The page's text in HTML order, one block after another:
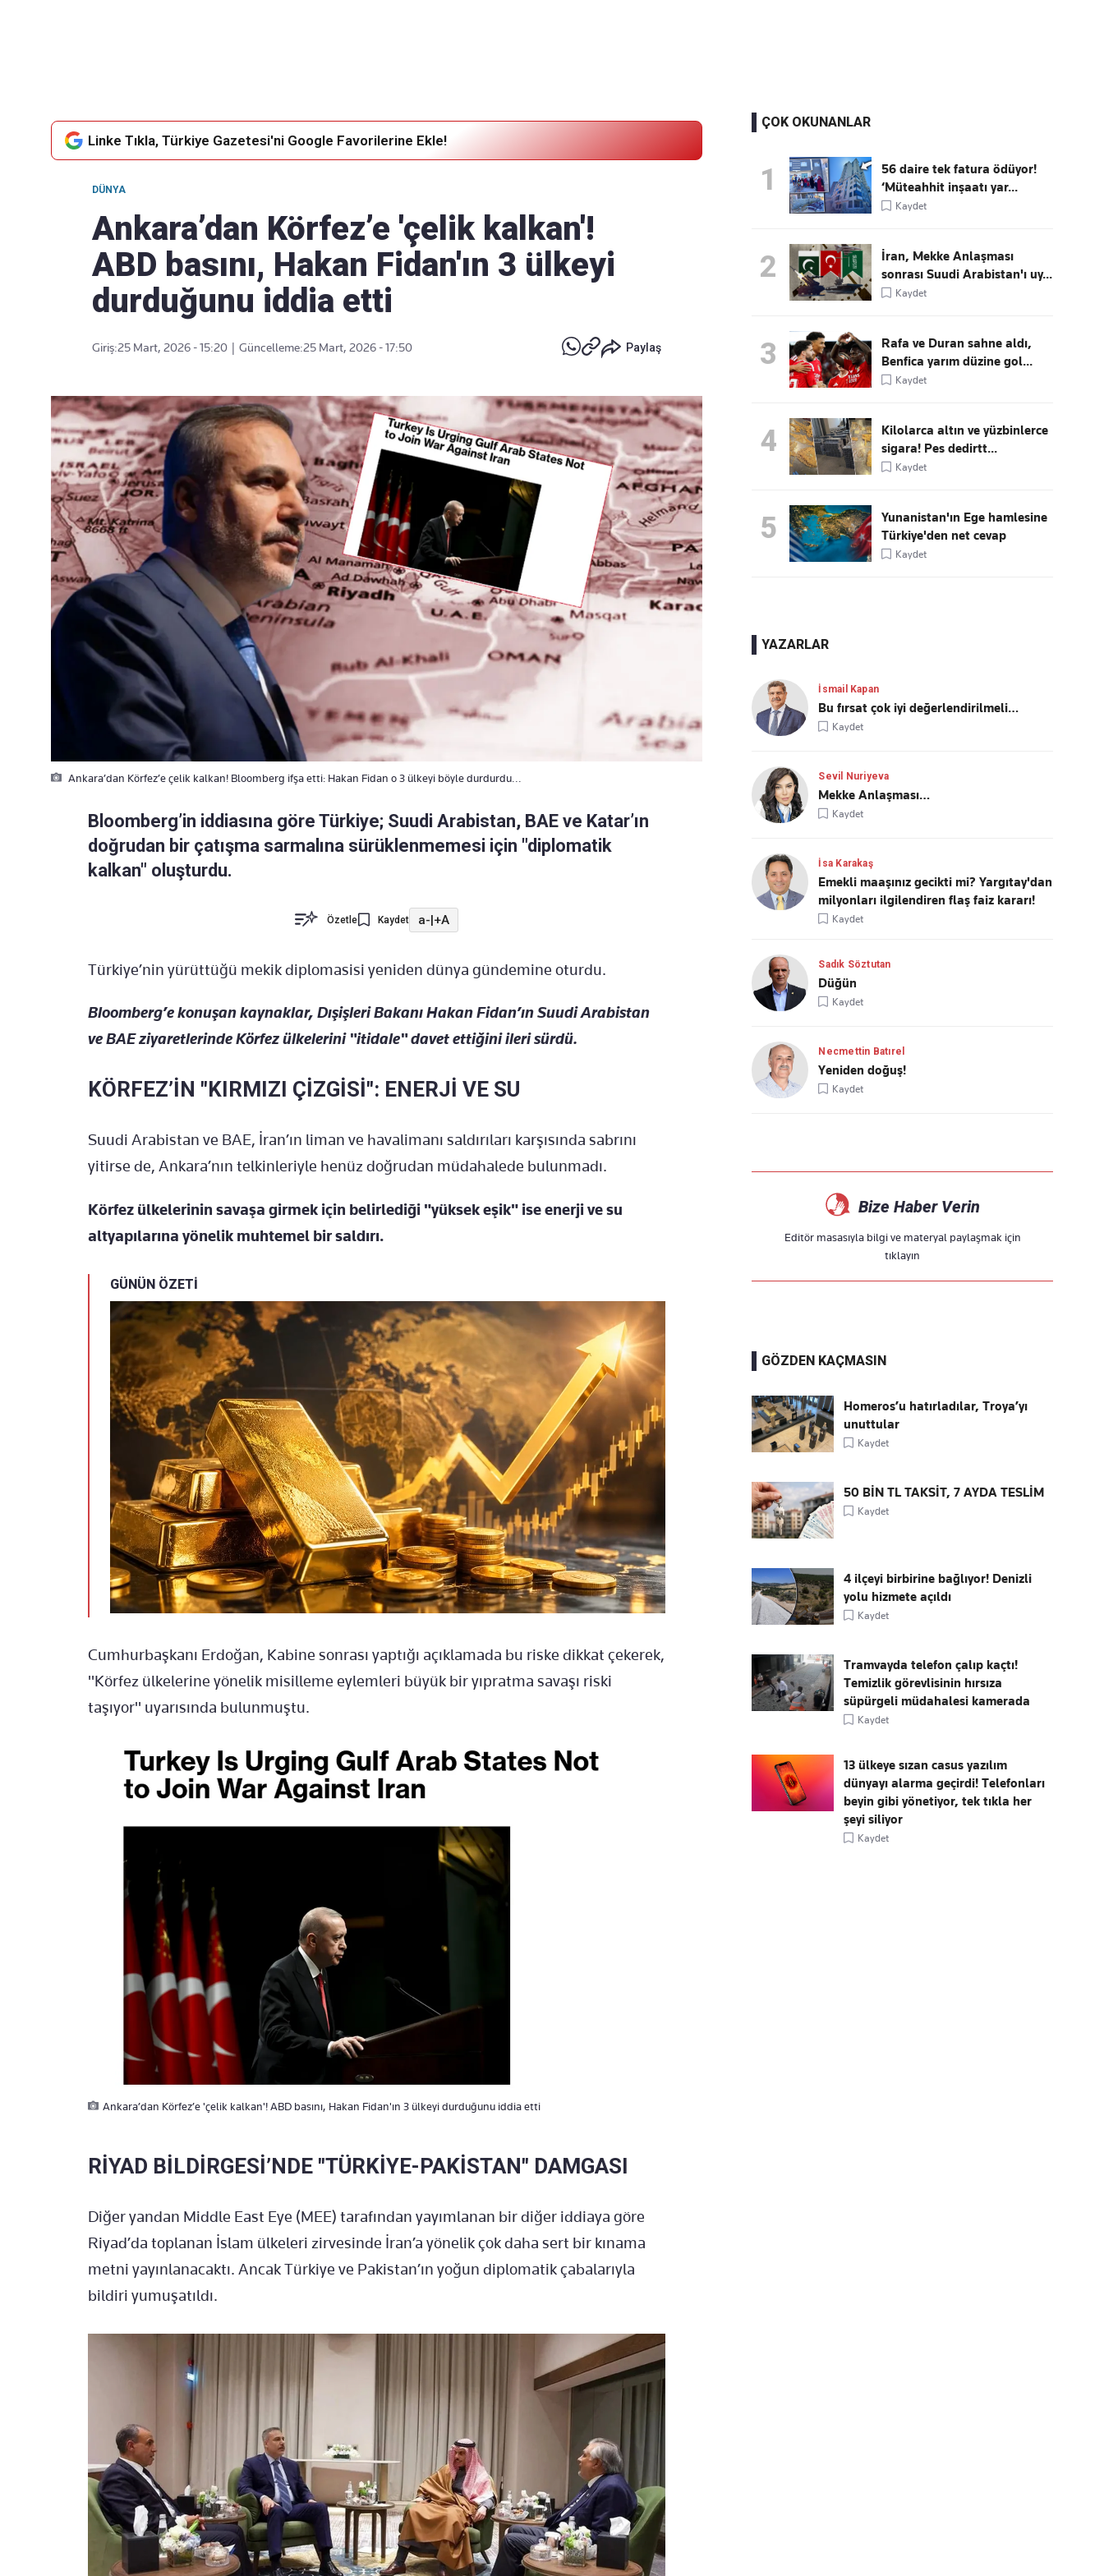
Linke Tıkla, Türkiye Gazetesi'ni Google Favorilerine Ekle!
DÜNYA
Ankara’dan Körfez’e 'çelik kalkan'!
ABD basını, Hakan Fidan'ın 3 ülkeyi
durduğunu iddia etti
Giriş:25 Mart, 2026 - 15:20 Güncelleme:25 Mart, 2026 - 17:50 Paylaş
Ankara’dan Körfez’e çelik kalkan! Bloomberg ifşa etti: Hakan Fidan o 3 ülkeyi böyle durdurdu...
Bloomberg’in iddiasına göre Türkiye; Suudi Arabistan, BAE ve Katar’ın
doğrudan bir çatışma sarmalına sürüklenmemesi için "diplomatik
kalkan" oluşturdu.
Özetle Kaydet a-|+A
Türkiye’nin yürüttüğü mekik diplomasisi yeniden dünya gündemine oturdu.
Bloomberg’e konuşan kaynaklar, Dışişleri Bakanı Hakan Fidan’ın Suudi Arabistan
ve BAE ziyaretlerinde Körfez ülkelerini "itidale" davet ettiğini ileri sürdü.
KÖRFEZ’İN "KIRMIZI ÇİZGİSİ": ENERJİ VE SU
Suudi Arabistan ve BAE, İran’ın liman ve havalimanı saldırıları karşısında sabrını
yitirse de, Ankara’nın telkinleriyle henüz doğrudan müdahalede bulunmadı.
Körfez ülkelerinin savaşa girmek için belirlediği "yüksek eşik" ise enerji ve su
altyapılarına yönelik muhtemel bir saldırı.
GÜNÜN ÖZETİ
Cumhurbaşkanı Erdoğan, Kabine sonrası yaptığı açıklamada bu riske dikkat çekerek,
"Körfez ülkelerine yönelik misilleme eylemleri büyük bir yıpratma savaşı riski
taşıyor" uyarısında bulunmuştu.
Ankara’dan Körfez’e 'çelik kalkan'! ABD basını, Hakan Fidan'ın 3 ülkeyi durduğunu iddia etti
RİYAD BİLDİRGESİ’NDE "TÜRKİYE-PAKİSTAN" DAMGASI
Diğer yandan Middle East Eye (MEE) tarafından yayımlanan bir diğer iddiaya göre
Riyad’da toplanan İslam ülkeleri zirvesinde İran’a yönelik çok daha sert bir kınama
metni yayınlanacaktı. Ancak Türkiye ve Pakistan’ın yoğun diplomatik çabalarıyla
bildiri yumuşatıldı.
ÇOK OKUNANLAR
1
56 daire tek fatura ödüyor!
‘Müteahhit inşaatı yar...
Kaydet
2
İran, Mekke Anlaşması
sonrası Suudi Arabistan'ı uy...
Kaydet
3
Rafa ve Duran sahne aldı,
Benfica yarım düzine gol...
Kaydet
4
Kilolarca altın ve yüzbinlerce
sigara! Pes dedirtt...
Kaydet
5
Yunanistan'ın Ege hamlesine
Türkiye'den net cevap
Kaydet
YAZARLAR
İsmail Kapan
Bu fırsat çok iyi değerlendirilmeli…
Kaydet
Sevil Nuriyeva
Mekke Anlaşması…
Kaydet
İsa Karakaş
Emekli maaşınız gecikti mi? Yargıtay'dan
milyonları ilgilendiren flaş faiz kararı!
Kaydet
Sadık Söztutan
Düğün
Kaydet
Necmettin Batırel
Yeniden doğuş!
Kaydet
Bize Haber Verin
Editör masasıyla bilgi ve materyal paylaşmak için
tıklayın
GÖZDEN KAÇMASIN
Homeros’u hatırladılar, Troya’yı
unuttular
Kaydet
50 BİN TL TAKSİT, 7 AYDA TESLİM
Kaydet
4 ilçeyi birbirine bağlıyor! Denizli
yolu hizmete açıldı
Kaydet
Tramvayda telefon çalıp kaçtı!
Temizlik görevlisinin hırsıza
süpürgeli müdahalesi kamerada
Kaydet
13 ülkeye sızan casus yazılım
dünyayı alarma geçirdi! Telefonları
beyin gibi yönetiyor, tek tıkla her
şeyi siliyor
Kaydet